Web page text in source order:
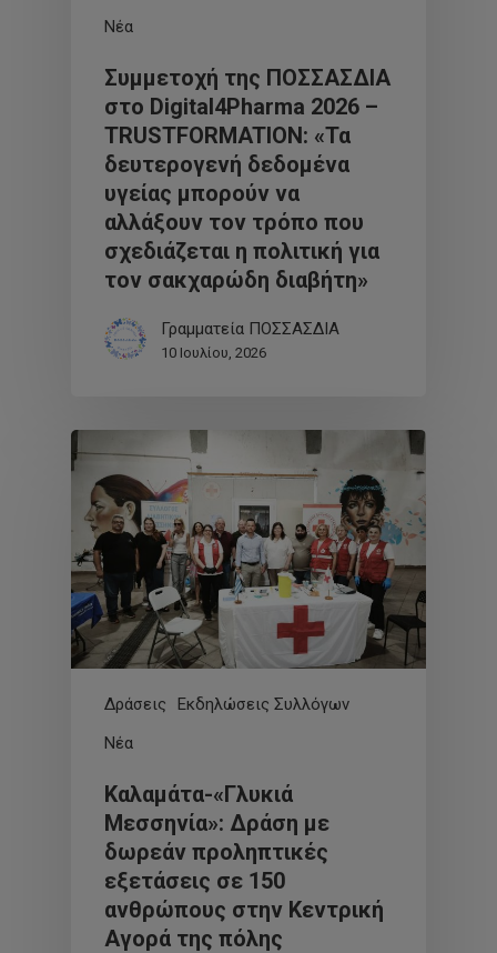
Νέα
Συμμετοχή της ΠΟΣΣΑΣΔΙΑ
στο Digital4Pharma 2026 –
TRUSTFORMATION: «Τα
δευτερογενή δεδομένα
υγείας μπορούν να
αλλάξουν τον τρόπο που
σχεδιάζεται η πολιτική για
τον σακχαρώδη διαβήτη»
Γραμματεία ΠΟΣΣΑΣΔΙΑ
10 Ιουλίου, 2026
Δράσεις
Εκδηλώσεις Συλλόγων
Νέα
Καλαμάτα-«Γλυκιά
Μεσσηνία»: Δράση με
δωρεάν προληπτικές
εξετάσεις σε 150
ανθρώπους στην Κεντρική
Αγορά της πόλης